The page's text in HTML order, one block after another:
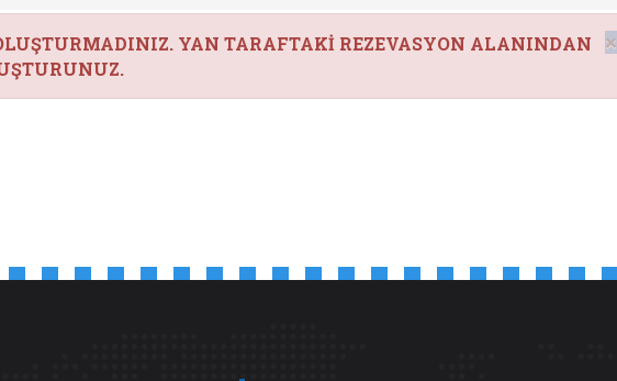
×
YAN TARAFTAKİ REZEVASYON ALANINDAN